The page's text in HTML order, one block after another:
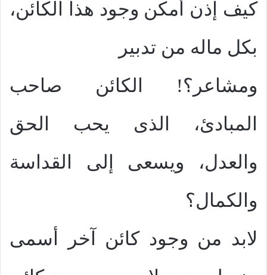
كيف إذن أمكن وجود هذا الكائن،
بكل ماله من تدبير
ومشاعر؟! الكائن صاحب
المبادئ، الذى يحب الحق
والعدل، ويسعى إلى القداسة
والكمال؟
لابد من وجود كائن آخر أسمى